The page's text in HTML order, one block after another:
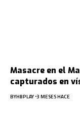
Masacre en el
capturados en
BYHBPLAY 3 MESES HACE